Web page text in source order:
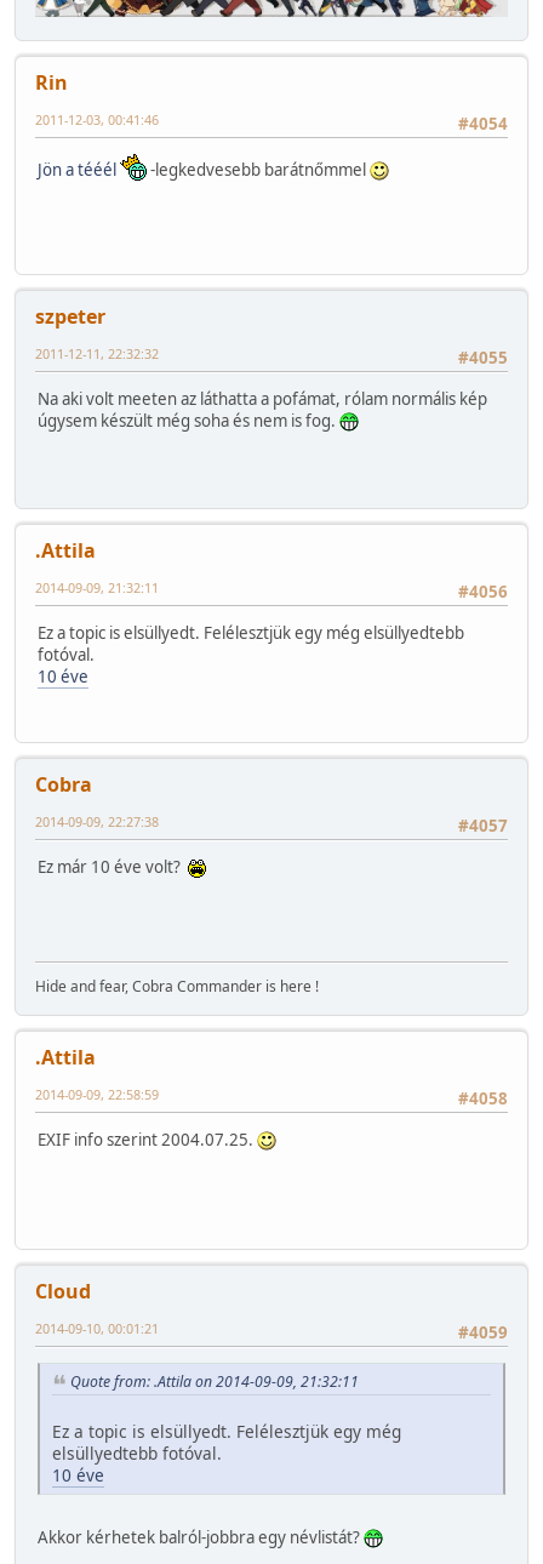
Rin
#4054
2011-12-03, 00:41:46
Jön a tééél -legkedvesebb barátnőmmel
szpeter
#4055
2011-12-11, 22:32:32
Na aki volt meeten az láthatta a pofámat, rólam normális kép
úgysem készült még soha és nem is fog.
.Attila
#4056
2014-09-09, 21:32:11
Ez a topic is elsüllyedt. Felélesztjük egy még elsüllyedtebb
fotóval.
10 éve
Cobra
#4057
2014-09-09, 22:27:38
Ez már 10 éve volt?
Hide and fear, Cobra Commander is here !
.Attila
#4058
2014-09-09, 22:58:59
EXIF info szerint 2004.07.25.
Cloud
#4059
2014-09-10, 00:01:21
Quote from: .Attila on 2014-09-09, 21:32:11
Ez a topic is elsüllyedt. Felélesztjük egy még
elsüllyedtebb fotóval.
10 éve
Akkor kérhetek balról-jobbra egy névlistát?